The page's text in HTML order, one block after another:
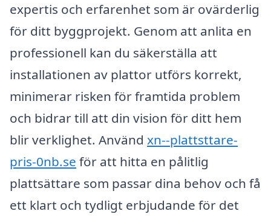
expertis och erfarenhet som är ovärderlig
för ditt byggprojekt. Genom att anlita en
professionell kan du säkerställa att
installationen av plattor utförs korrekt,
minimerar risken för framtida problem
och bidrar till att din vision för ditt hem
blir verklighet. Använd xn--plattsttare-
pris-0nb.se för att hitta en pålitlig
plattsättare som passar dina behov och få
ett klart och tydligt erbjudande för det